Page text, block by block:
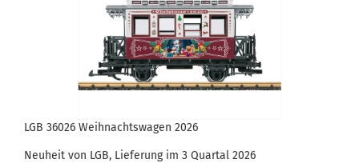
LGB 36026 Weihnachtswagen 2026
Neuheit von LGB, Lieferung im 3 Quartal 2026